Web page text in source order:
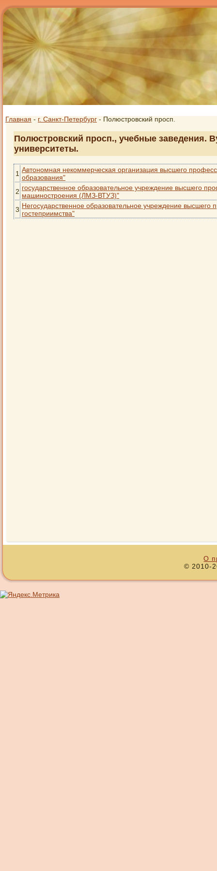
Главная - г. Санкт-Петербург - Полюстровский просп.
Полюстровский просп., учебные заведения.
университеты.
1 Автономная некоммерческая организация высшего
образования"
2 государственное образовательное учреждение высшего
машиностроения (ЛМЗ-ВТУЗ)"
3 Негосударственное образовательное учреждение высшего
гостеприимства"
О
© 2010-